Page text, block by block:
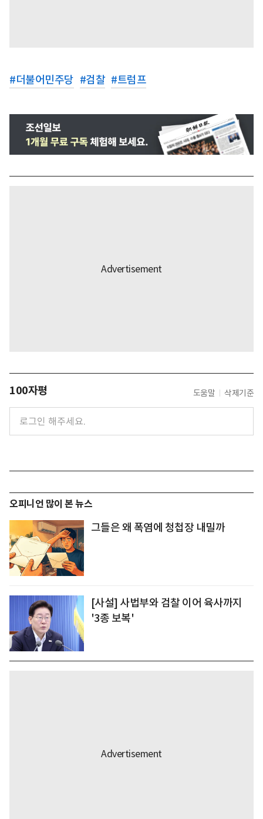
#더불어민주당 #검찰 #트럼프
100자평 도움말 삭제기준
오피니언 많이 본 뉴스
그들은 왜 폭염에 청첩장 내밀까
[사설] 사법부와 검찰 이어 육사까지
'3종 보복'